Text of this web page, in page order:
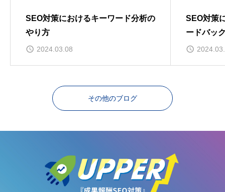
SEO対策におけるキーワード分析の
やり方
2024.03.08
SEO対策
ードバッ
ご紹介
その他のブログ